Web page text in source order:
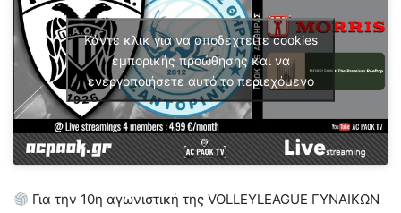
Κάντε κλικ για να αποδεχτείτε cookies
εμπορικής προώθησης και να
ενεργοποιήσετε αυτό το περιεχόμενο
Για την 10η αγωνιστική της VOLLEYLEAGUE ΓΥΝΑΙΚΩΝ